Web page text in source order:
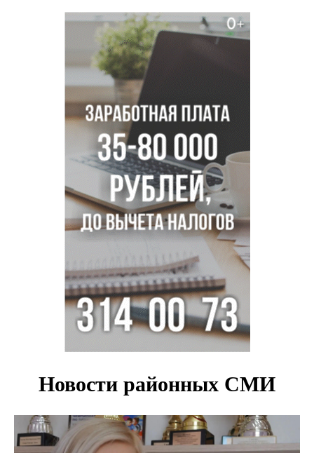
В Новосибирске врачи прооперировали 25 тысяч
пациентов с катарактой
Знаменитый орангутан Бату отметил юбилей в
новосибирском зоопарке
Новосибирские хирурги спасли сердце восьмиклассницы
с донорским клапаном